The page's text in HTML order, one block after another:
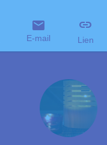
E-mail Lien